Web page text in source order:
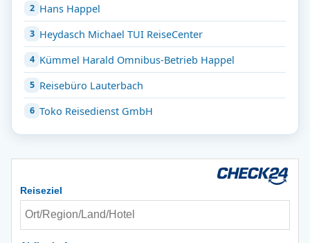
Hans Happel
Heydasch Michael TUI ReiseCenter
Kümmel Harald Omnibus-Betrieb Happel
Reisebüro Lauterbach
Toko Reisedienst GmbH
Reiseziel